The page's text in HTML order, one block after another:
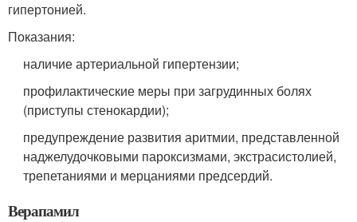
гипертонией.
Показания:
наличие артериальной гипертензии;
профилактические меры при загрудинных болях
(приступы стенокардии);
предупреждение развития аритмии, представленной
наджелудочковыми пароксизмами, экстрасистолией,
трепетаниями и мерцаниями предсердий.
Верапамил